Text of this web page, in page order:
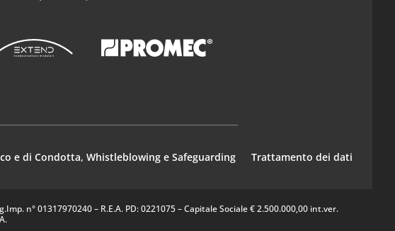
e di Condotta, Whistleblowing e Safeguarding Trattamento dei dati
n° 01317970240 – R.E.A. PD: 0221075 – Capitale Sociale € 2.500.000,00 int.ver.